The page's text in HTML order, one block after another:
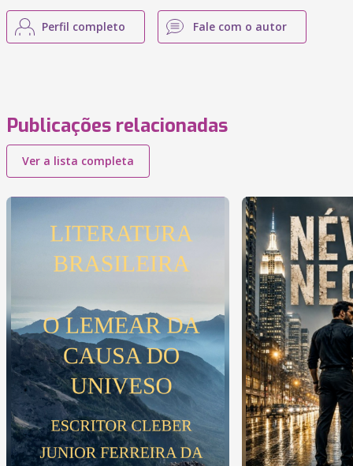
Perfil completo Fale com o autor
Publicações relacionadas
Ver a lista completa